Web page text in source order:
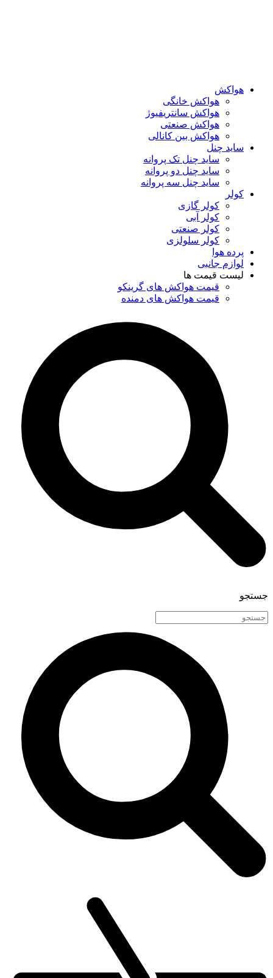
هواکش
هواکش خانگی
هواکش سانتریفیوژ
هواکش صنعتی
هواکش بین کانالی
ساید چنل
ساید چنل تک پروانه
ساید چنل دو پروانه
ساید چنل سه پروانه
کولر
کولر گازی
کولر آبی
کولر صنعتی
کولر سلولزی
پرده هوا
لوازم جانبی
لیست قیمت ها
قیمت هواکش های گرینکو
قیمت هواکش های دمنده
جستجو